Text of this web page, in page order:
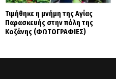
Τιμήθηκε η μνήμη της Αγίας
Παρασκευής στην πόλη της
Κοζάνης (ΦΩΤΟΓΡΑΦΙΕΣ)